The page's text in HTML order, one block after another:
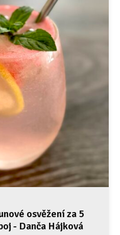
osvěžení za 5
- Danča Hájková